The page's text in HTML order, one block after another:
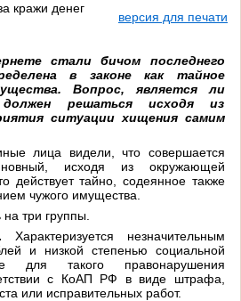
кражи денег
версия для печати
стали бичом последнего
в законе как тайное
Вопрос, является ли
решаться исходя из
ситуации хищения самим
лица видели, что совершается
исходя из окружающей
действует тайно, содеянное также
чужого имущества.
три группы.
Характеризуется незначительным
и низкой степенью социальной
для такого правонарушения
с КоАП РФ в виде штрафа,
или исправительных работ.